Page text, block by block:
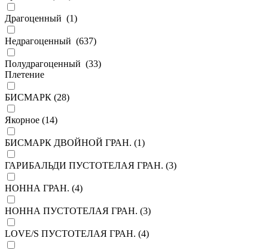
Драгоценный (1)
Недрагоценный (637)
Полудрагоценный (33)
Плетение
БИСМАРК (28)
Якорное (14)
БИСМАРК ДВОЙНОЙ ГРАН. (1)
ГАРИБАЛЬДИ ПУСТОТЕЛАЯ ГРАН. (3)
НОННА ГРАН. (4)
НОННА ПУСТОТЕЛАЯ ГРАН. (3)
LOVE/S ПУСТОТЕЛАЯ ГРАН. (4)